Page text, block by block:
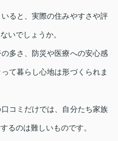
ると、実際の住みやすさや評
いでしょうか。
多さ、防災や医療への安心感
て暮らし心地は形づくられま
コミだけでは、自分たち家族
るのは難しいものです。